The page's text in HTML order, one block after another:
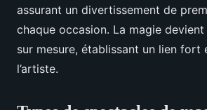
assurant un divertissement de
chaque occasion. La magie
sur mesure, établissant un lien fort
l’artiste.